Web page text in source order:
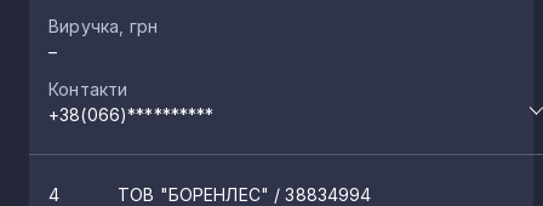
Виручка, грн
–
Контакти
+38(066)**********
4 ТОВ "БОРЕНЛЕС" / 38834994